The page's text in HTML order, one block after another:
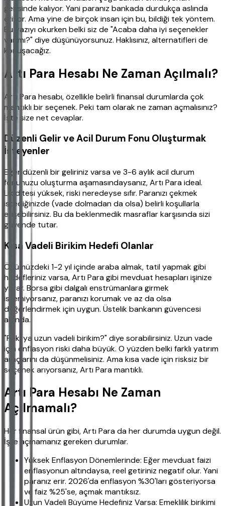
gerisinde kalıyor. Yani paranız bankada durdukça aslında
eriyor. Ama yine de birçok insan için bu, bildiği tek yöntem.
Bu yazıyı okurken belki siz de "Acaba daha iyi seçenekler
var mı?" diye düşünüyorsunuz. Haklısınız, alternatifleri de
konuşacağız.
Artı Para Hesabı Ne Zaman Açılmalı?
Artı Para hesabı, özellikle belirli finansal durumlarda çok
mantıklı bir seçenek. Peki tam olarak ne zaman açmalısınız?
İşte size net cevaplar.
Düzenli Gelir ve Acil Durum Fonu Oluşturmak
İsteyenler
Eğer düzenli bir geliriniz varsa ve 3-6 aylık acil durum
fonunuzu oluşturma aşamasındaysanız, Artı Para ideal.
Likiditesi yüksek, riski neredeyse sıfır. Paranızı çekmek
istediğinizde (vade dolmadan da olsa) belirli koşullarla
erişebilirsiniz. Bu da beklenmedik masraflar karşısında sizi
güvende tutar.
Kısa Vadeli Birikim Hedefi Olanlar
Önümüzdeki 1-2 yıl içinde araba almak, tatil yapmak gibi
hedefleriniz varsa, Artı Para gibi mevduat hesapları işinize
yarar. Borsa gibi dalgalı enstrümanlara girmek
istemiyorsanız, paranızı korumak ve az da olsa
değerlendirmek için uygun. Üstelik bankanın güvencesi
altında.
"Peki ya uzun vadeli birikim?" diye sorabilirsiniz. Uzun vade
için enflasyon riski daha büyük. O yüzden belki farklı yatırım
araçlarını da düşünmelisiniz. Ama kısa vade için risksiz bir
seçenek arıyorsanız, Artı Para mantıklı.
Artı Para Hesabı Ne Zaman
Açılmamalı?
Her finansal ürün gibi, Artı Para da her durumda uygun değil.
İşte açmamanız gereken durumlar.
Yüksek Enflasyon Dönemlerinde: Eğer mevduat faizi
enflasyonun altındaysa, reel getiriniz negatif olur. Yani
paranız erir. 2026'da enflasyon %30'ları gösteriyorsa
ve faiz %25'se, açmak mantıksız.
Uzun Vadeli Büyüme Hedefiniz Varsa: Emeklilik birikimi